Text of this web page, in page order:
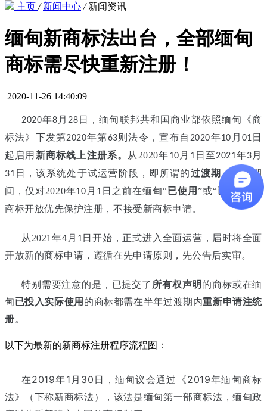
主页 / 新闻中心 / 新闻资讯
缅甸新商标法出台，全部缅甸
商标需尽快重新注册！
2020-11-26 14:40:09
2020年8 月 28 日，缅甸联邦共和国商业部依照缅甸《商
标法》下发第2020年第63则法令，宣布自 2020年10 月 01 日
起启用 新商标线上注册系。 从2020年10 月 1 日至2021年3 月
31 日，该系统处于试运营阶段，即所谓的过渡期 ，
在此期
间，仅对2020年10 月 1 日之前在缅甸“已使用 ”或“已登记”的
商标开放优先保护注册，不接受新商标申请。
从 2021 年4 月 1日开始，正式进入全面运营，届时将全面
开放新的商标申请， 遵循在先申请原则，先公告后实审。
特别需要注意的是，已提交了 所有权声明 的商标或在缅
甸已投入实际使用 的商标都需在半年过渡期内重新申请注统
册。
以下为最新的新商标注册程序流程图：
在2019年1月30日，缅甸议会通过《2019年缅甸商标
法》（下称新商标法），该法是缅甸第一部商标法，缅甸政